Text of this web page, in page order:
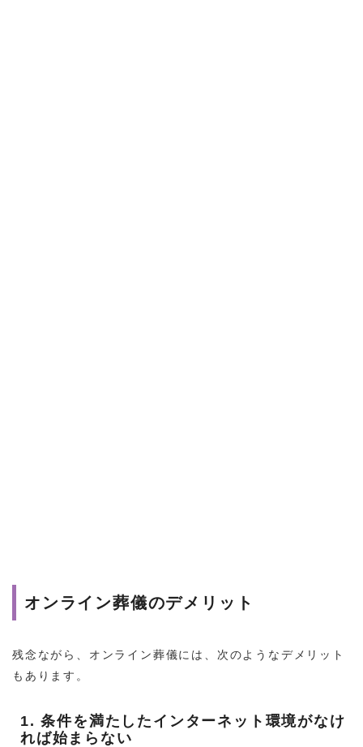
オンライン葬儀のデメリット
残念ながら、オンライン葬儀には、次のようなデメリット
もあります。
1. 条件を満たしたインターネット環境がなけ
れば始まらない